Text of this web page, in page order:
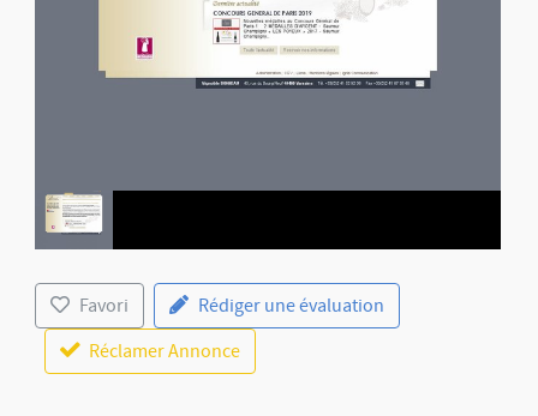
Favori
Rédiger une évaluation
Réclamer Annonce